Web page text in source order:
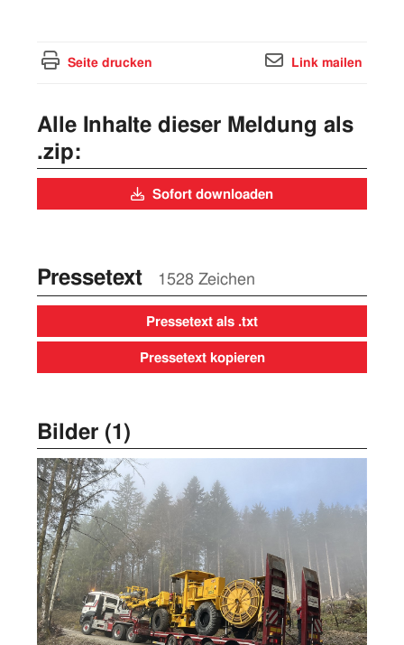
Seite drucken Link mailen
Alle Inhalte dieser Meldung als
.zip:
Sofort downloaden
Pressetext 1528 Zeichen
Pressetext als .txt
Pressetext kopieren
Bilder (1)